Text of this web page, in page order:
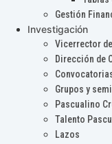
Gestión
Investigación
Vicerrector
Dirección de
Grupos y
Pascualino
Talento
Lazos